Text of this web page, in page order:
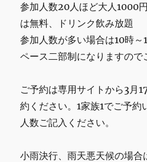
参加人数20人ほど大人
は無料、ドリンク飲み放題
参加人数が多い場合は10時～
ペース二部制になりますので
ご予約は専用サイトから3月
約ください。1家族1でご予約
人数ご記入ください。
小雨決行、雨天悪天候の場